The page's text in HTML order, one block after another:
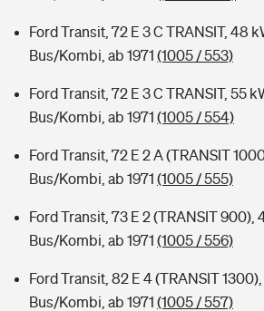
Ford Transit, 72 E 3 C TRANSIT, 48
Bus/Kombi, ab 1971 (1005 / 553)
Ford Transit, 72 E 3 C TRANSIT, 55
Bus/Kombi, ab 1971 (1005 / 554)
Ford Transit, 72 E 2 A (TRANSIT
Bus/Kombi, ab 1971 (1005 / 555)
Ford Transit, 73 E 2 (TRANSIT 900),
Bus/Kombi, ab 1971 (1005 / 556)
Ford Transit, 82 E 4 (TRANSIT
Bus/Kombi, ab 1971 (1005 / 557)